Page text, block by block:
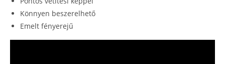
Könnyen beszerelhető
Emelt fényerejű